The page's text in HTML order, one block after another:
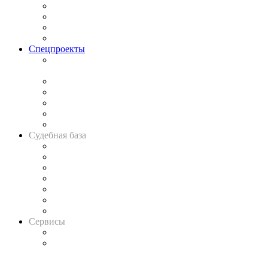
Спецпроекты
Судебная база
Сервисы